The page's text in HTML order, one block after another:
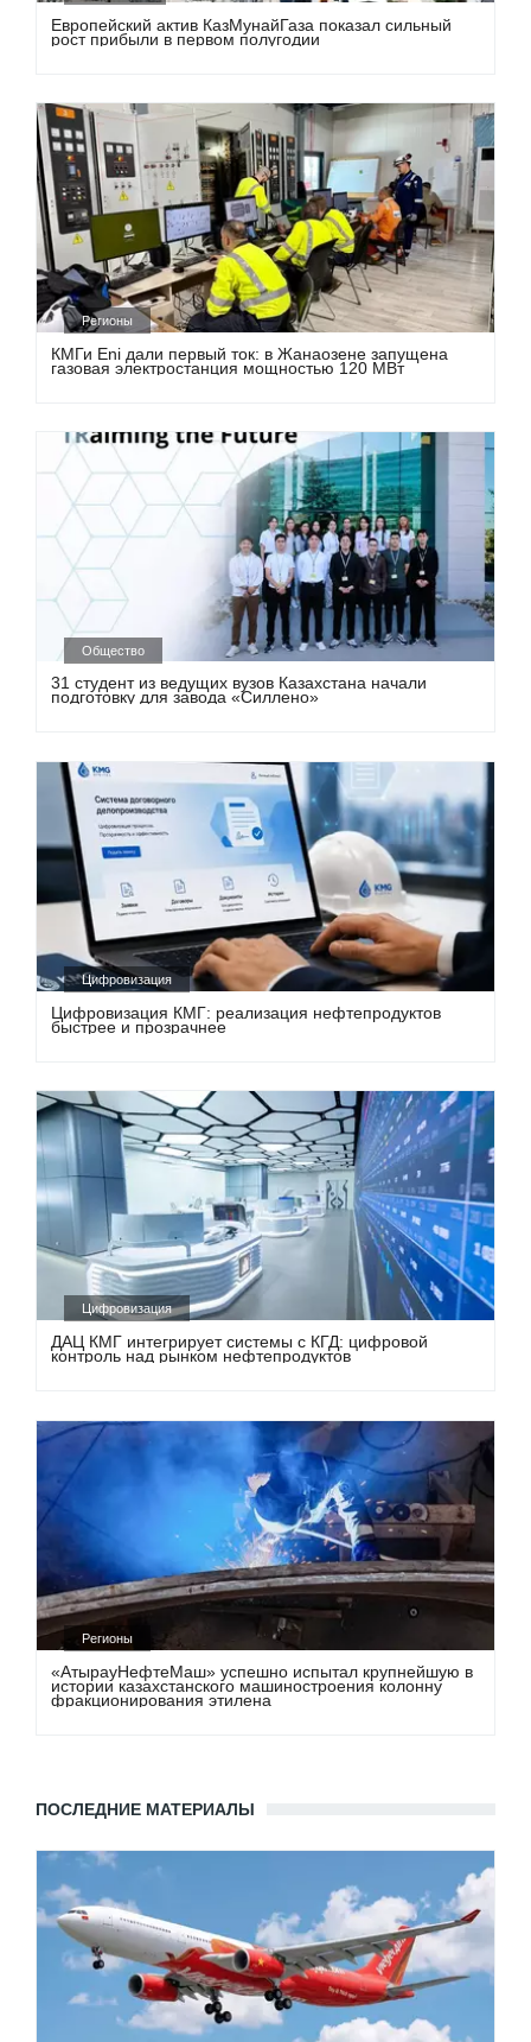
Европейский актив КазМунайГаза показал сильный
рост прибыли в первом полугодии
Регионы
КМГи Eni дали первый ток: в Жанаозене запущена
газовая электростанция мощностью 120 МВт
Общество
31 студент из ведущих вузов Казахстана начали
подготовку для завода «Силлено»
Цифровизация
Цифровизация КМГ: реализация нефтепродуктов
быстрее и прозрачнее
Цифровизация
ДАЦ КМГ интегрирует системы с КГД: цифровой
контроль над рынком нефтепродуктов
Регионы
«АтырауНефтеМаш» успешно испытал крупнейшую в
истории казахстанского машиностроения колонну
фракционирования этилена
ПОСЛЕДНИЕ МАТЕРИАЛЫ